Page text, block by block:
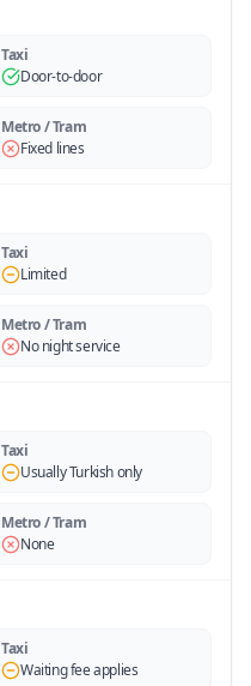
Taxi
Door-to-door
Metro / Tram
Fixed lines
Taxi
Limited
Metro / Tram
No night service
Taxi
Usually Turkish only
Metro / Tram
None
Taxi
Waiting fee applies